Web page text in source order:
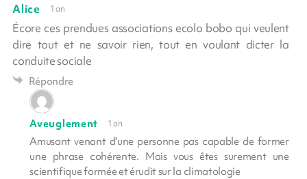
Alice 1 an
Écore ces prendues associations ecolo bobo qui veulent
dire tout et ne savoir rien, tout en voulant dicter la
conduite sociale
Répondre
Aveuglement 1 an
Amusant venant d'une personne pas capable de former
une phrase cohérente. Mais vous êtes surement une
scientifique formée et érudit sur la climatologie